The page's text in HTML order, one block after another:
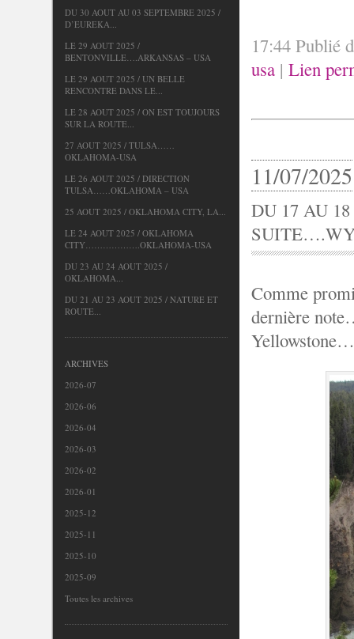
DU 30 AOUT AU 03 SEPTEMBRE 2025 /
D’EUREKA...
LE 29 AOUT 2025 /
BENTONVILLE….ARKANSAS – USA
LE 29 AOUT 2025 / UN BELLE
RENCONTRE DANS LE...
LE 28 AOUT 2025 / ON EST TOUJOURS
SUR LA ROUTE...
27 AOUT 2025 / TULSA……
OKLAHOMA-USA
LE 26 AOUT 2025 / DIRECTION
TULSA……OKLAHOMA – USA
25 AOUT 2025 / OKLAHOMA CITY, LA...
LE 24 AOUT 2025 / OKLAHOMA
CITY……………….OKLAHOMA-USA
DU 23 AU 24 AOUT 2025 /
OKLAHOMA...
DU 21 AU 23 AOUT 2025 / NATURE ET
ROUTE...
ARCHIVES
2026-07
2026-06
2026-04
2026-03
2026-02
2026-01
2025-12
2025-11
2025-10
2025-09
Toutes les archives
17:44 Publié
usa | Lien
11/07/2025
DU 17 AU
Comme
dernière